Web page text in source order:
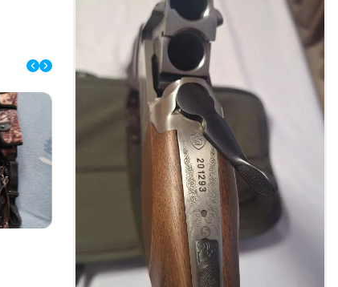
30 000 руб.
Zauer 303.